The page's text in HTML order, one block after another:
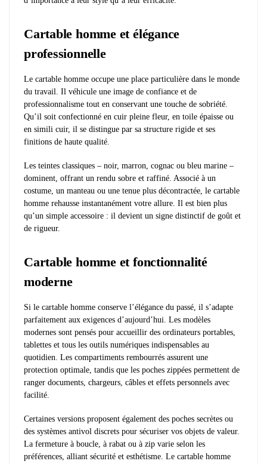
Cartable homme et élégance
professionnelle
Le cartable homme occupe une place particulière dans le monde
du travail. Il véhicule une image de confiance et de
professionnalisme tout en conservant une touche de sobriété.
Qu’il soit confectionné en cuir pleine fleur, en toile épaisse ou
en simili cuir, il se distingue par sa structure rigide et ses
finitions de haute qualité.
Les teintes classiques – noir, marron, cognac ou bleu marine –
dominent, offrant un rendu sobre et raffiné. Associé à un
costume, un manteau ou une tenue plus décontractée, le cartable
homme rehausse instantanément votre allure. Il est bien plus
qu’un simple accessoire : il devient un signe distinctif de goût et
de rigueur.
Cartable homme et fonctionnalité
moderne
Si le cartable homme conserve l’élégance du passé, il s’adapte
parfaitement aux exigences d’aujourd’hui. Les modèles
modernes sont pensés pour accueillir des ordinateurs portables,
tablettes et tous les outils numériques indispensables au
quotidien. Les compartiments rembourrés assurent une
protection optimale, tandis que les poches zippées permettent de
ranger documents, chargeurs, câbles et effets personnels avec
facilité.
Certaines versions proposent également des poches secrètes ou
des systèmes antivol discrets pour sécuriser vos objets de valeur.
La fermeture à boucle, à rabat ou à zip varie selon les
préférences, alliant sécurité et esthétisme. Le cartable homme